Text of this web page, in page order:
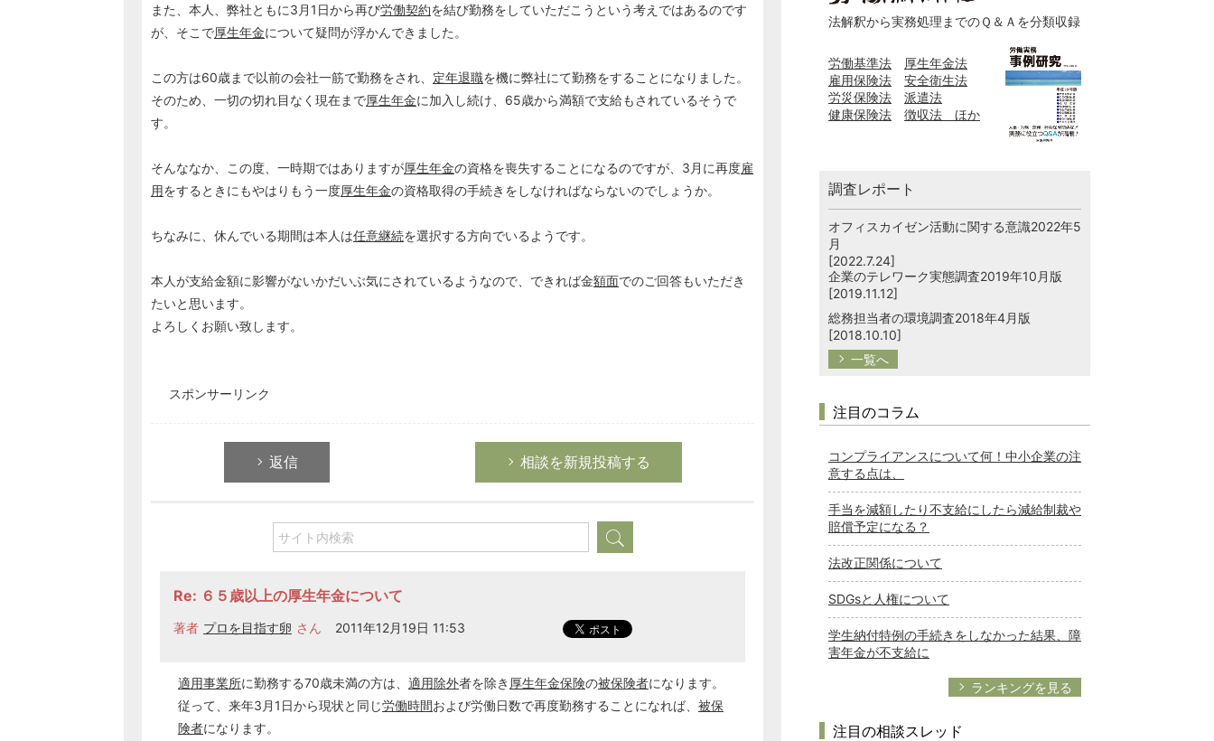
また、本人、弊社ともに3月1日から再び労働契約を結び勤務をしていただこうという考えではあるのです
が、そこで厚生年金について疑問が浮かんできました。
この方は60歳まで以前の会社一筋で勤務をされ、 定年退職を機に弊社にて勤務をすることになりました。
そのため、一切の切れ目なく現在まで厚生年金に加入し続け、65歳から満額で支給もされているそうで
す。
そんななか、この度、一時期ではありますが厚生年金の資格を喪失することになるのですが、3月に再度雇
用をするときにもやはりもう一度厚生年金の資格取得の手続きをしなければならないのでしょうか。
ちなみに、休んでいる期間は本人は任意継続を選択する方向でいるようです。
本人が支給金額に影響がないかだいぶ気にされているようなので、できれば金額面でのご回答もいただき
たいと思います。
よろしくお願い致します。
スポンサーリンク
返信 相談を新規投稿する
Re: ６５歳以上の厚生年金について
著者 プロを目指す卵 さん 2011年12月19日 11:53
適用事業所に勤務する70歳未満の方は、 適用除外者を除き 厚生年金保険の被保険者になります。
従って、来年3月1日から現状と同じ労働時間および労働日数で再度勤務することになれば、 被保
険者になります。
法解釈から実務処理までのＱ＆Ａを分類収録
労働基準法
厚生年金法
雇用保険法
安全衛生法
労災保険法
派遣法
健康保険法
徴収法 ほか
調査レポート
オフィスカイゼン活動に関する意識2022年5
月
[2022.7.24]
企業のテレワーク実態調査2019年10月版
[2019.11.12]
総務担当者の環境調査2018年4月版
[2018.10.10]
一覧へ
注目のコラム
コンプライアンスについて何！中小企業の注
意する点は、
手当を減額したり不支給にしたら減給制裁や
賠償予定になる？
法改正関係について
SDGsと人権について
学生納付特例の手続きをしなかった結果、障
害年金が不支給に
ランキングを見る
注目の相談スレッド